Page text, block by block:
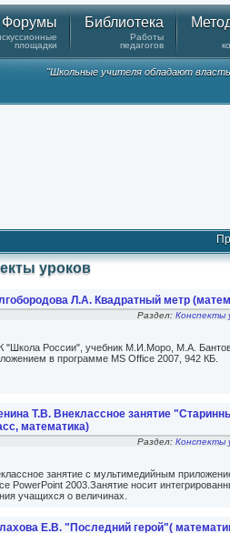
Форумы
площадки
Библиотека
Работы
педагогов
"Школьные учителя обладают
уроков
Л.А. Квадратный метр
Раздел: Конспекты
"Школа России", учебник М.И.Моро, М.А.
в программе MS Office 2007, 942 КБ.
Т.В. Внеклассное занятие
математика)
Раздел: Конспекты
занятие с мультимедийным
PowerPoint 2003.Занятие носит
учащихся о величинах.
Е.В. "Последний герой"(